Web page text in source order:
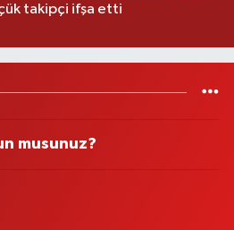
takipçi ifşa etti
musunuz?